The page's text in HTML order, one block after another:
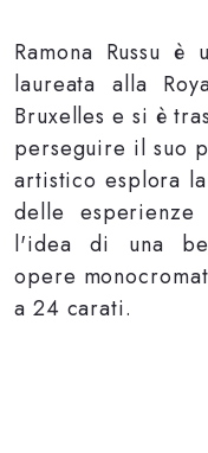
Ramona Russu
laureata alla
Bruxelles e si è
perseguire il suo
artistico esplora
delle
l'idea di una
opere
a 24 carati.